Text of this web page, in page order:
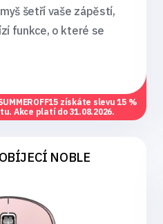
šetří vaše zápěstí,
funkce, o které se
získáte slevu 15 %
Akce platí do 31.08.2026.
NOBLE